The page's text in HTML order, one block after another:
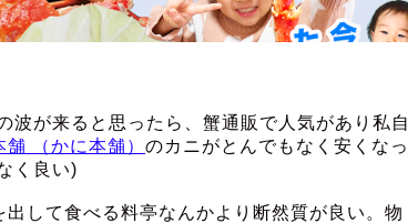
が来ると思ったら、蟹通販で人気があり私自
舗 （かに本舗） のカニがとんでもなく安くなっ
く良い)
して食べる料亭なんかより断然質が良い。物